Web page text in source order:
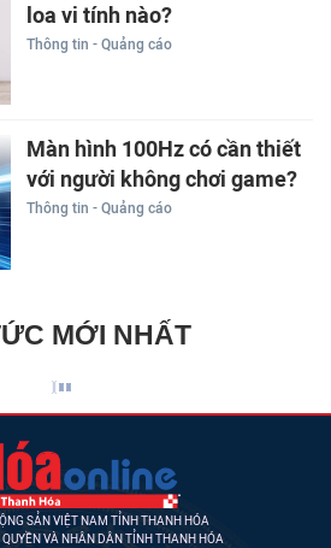
loa vi tính nào?
Thông tin - Quảng cáo
Màn hình 100Hz có cần thiết
với người không chơi game?
Thông tin - Quảng cáo
MỚI NHẤT
SẢN VIỆT NAM TỈNH THANH HÓA
VÀ NHÂN DÂN TỈNH THANH HÓA